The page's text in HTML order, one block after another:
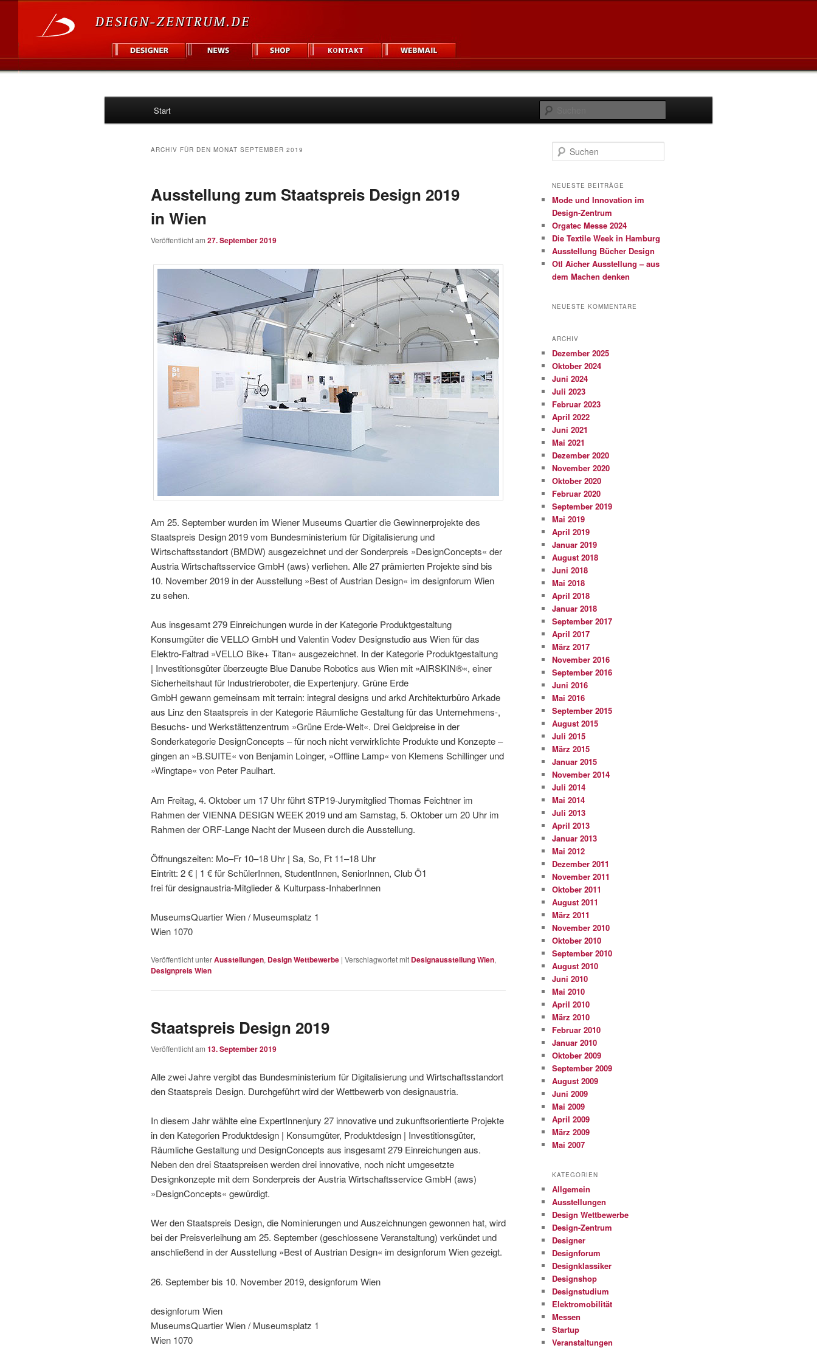
Design Zentrum
Zum
Zum
wechseln
Start
ARCHIV FÜR DEN MONAT SEPTEMBER 2019
Ausstellung zum Staatspreis Design 2019
in Wien
Veröffentlicht am 27. September 2019
Am 25. September wurden im Wiener Museums Quartier die Gewinnerprojekte des
Staatspreis Design 2019 vom Bundesministerium für Digitalisierung und
Wirtschaftsstandort (BMDW) ausgezeichnet und der Sonderpreis »DesignConcepts« der
Austria Wirtschaftsservice GmbH (aws) verliehen. Alle 27 prämierten Projekte sind bis
10. November 2019 in der Ausstellung »Best of Austrian Design« im designforum Wien
zu sehen.
Aus insgesamt 279 Einreichungen wurde in der Kategorie Produktgestaltung
Konsumgüter die VELLO GmbH und Valentin Vodev Designstudio aus Wien für das
Elektro-Faltrad »VELLO Bike+ Titan« ausgezeichnet. In der Kategorie Produktgestaltung
| Investitionsgüter überzeugte Blue Danube Robotics aus Wien mit »AIRSKIN®«, einer
Sicherheitshaut für Industrieroboter, die Expertenjury. Grüne Erde
GmbH gewann gemeinsam mit terrain: integral designs und arkd Architekturbüro Arkade
aus Linz den Staatspreis in der Kategorie Räumliche Gestaltung für das Unternehmens-,
Besuchs- und Werkstättenzentrum »Grüne Erde-Welt«. Drei Geldpreise in der
Sonderkategorie DesignConcepts – für noch nicht verwirklichte Produkte und Konzepte –
gingen an »B.SUITE« von Benjamin Loinger, »Offline Lamp« von Klemens Schillinger und
»Wingtape« von Peter Paulhart.
Am Freitag, 4. Oktober um 17 Uhr führt STP19-Jurymitglied Thomas Feichtner im
Rahmen der VIENNA DESIGN WEEK 2019 und am Samstag, 5. Oktober um 20 Uhr im
Rahmen der ORF-Lange Nacht der Museen durch die Ausstellung.
Öffnungszeiten: Mo–Fr 10–18 Uhr | Sa, So, Ft 11–18 Uhr
Eintritt: 2 € | 1 € für SchülerInnen, StudentInnen, SeniorInnen, Club Ö1
frei für designaustria-Mitglieder & Kulturpass-InhaberInnen
MuseumsQuartier Wien / Museumsplatz 1
Wien 1070
Veröffentlicht unterAusstellungen, Design Wettbewerbe | Verschlagwortet mit Designausstellung Wien,
Designpreis Wien
Staatspreis Design 2019
Veröffentlicht am 13. September 2019
Alle zwei Jahre vergibt das Bundesministerium für Digitalisierung und Wirtschaftsstandort
den Staatspreis Design. Durchgeführt wird der Wettbewerb von designaustria.
In diesem Jahr wählte eine ExpertInnenjury 27 innovative und zukunftsorientierte Projekte
in den Kategorien Produktdesign | Konsumgüter, Produktdesign | Investitionsgüter,
Räumliche Gestaltung und DesignConcepts aus insgesamt 279 Einreichungen aus.
Neben den drei Staatspreisen werden drei innovative, noch nicht umgesetzte
Designkonzepte mit dem Sonderpreis der Austria Wirtschaftsservice GmbH (aws)
»DesignConcepts« gewürdigt.
Wer den Staatspreis Design, die Nominierungen und Auszeichnungen gewonnen hat, wird
bei der Preisverleihung am 25. September (geschlossene Veranstaltung) verkündet und
anschließend in der Ausstellung »Best of Austrian Design« im designforum Wien gezeigt.
26. September bis 10. November 2019, designforum Wien
designforum Wien
MuseumsQuartier Wien / Museumsplatz 1
Wien 1070
u
h
n
NEUESTE BEITRÄGE
Mode und Innovation im
Design-Zentrum
Orgatec Messe 2024
Die Textile Week in Hamburg
Ausstellung Bücher Design
Otl Aicher Ausstellung – aus
dem Machen denken
NEUESTE KOMMENTARE
ARCHIV
Dezember 2025
Oktober 2024
Juni 2024
Juli 2023
Februar 2023
April 2022
Juni 2021
Mai 2021
Dezember 2020
November 2020
Oktober 2020
Februar 2020
September 2019
Mai 2019
April 2019
Januar 2019
August 2018
Juni 2018
Mai 2018
April 2018
Januar 2018
September 2017
April 2017
März 2017
November 2016
September 2016
Juni 2016
Mai 2016
September 2015
August 2015
Juli 2015
März 2015
Januar 2015
November 2014
Juli 2014
Mai 2014
Juli 2013
April 2013
Januar 2013
Mai 2012
Dezember 2011
November 2011
Oktober 2011
August 2011
März 2011
November 2010
Oktober 2010
September 2010
August 2010
Juni 2010
Mai 2010
April 2010
März 2010
Februar 2010
Januar 2010
Oktober 2009
September 2009
August 2009
Juni 2009
Mai 2009
April 2009
März 2009
Mai 2007
KATEGORIEN
Allgemein
Ausstellungen
Design Wettbewerbe
Design-Zentrum
Designer
Designforum
Designklassiker
Designshop
Designstudium
Elektromobilität
Messen
Startup
Veranstaltungen